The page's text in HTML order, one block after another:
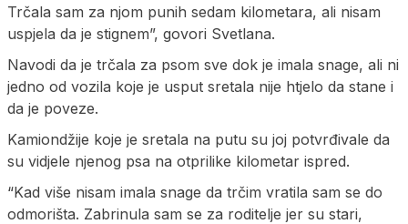
Trčala sam za njom punih sedam kilometara, ali nisam
uspjela da je stignem”, govori Svetlana.
Navodi da je trčala za psom sve dok je imala snage, ali ni
jedno od vozila koje je usput sretala nije htjelo da stane i
da je poveze.
Kamiondžije koje je sretala na putu su joj potvrđivale da
su vidjele njenog psa na otprilike kilometar ispred.
“Kad više nisam imala snage da trčim vratila sam se do
odmorišta. Zabrinula sam se za roditelje jer su stari,